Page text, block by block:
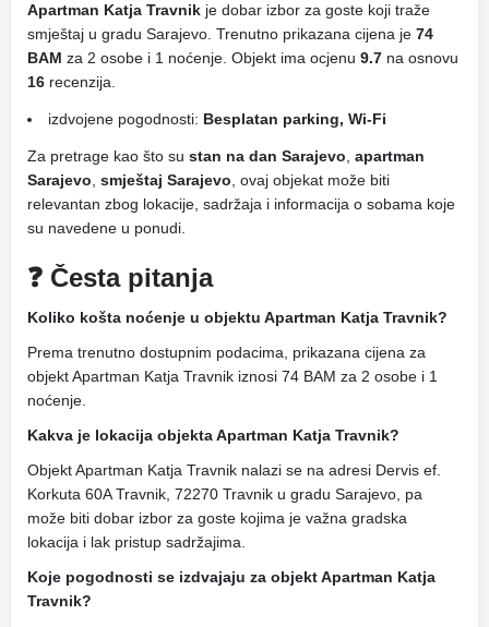
Apartman Katja Travnik je dobar izbor za goste koji traže
smještaj u gradu Sarajevo. Trenutno prikazana cijena je 74
BAM za 2 osobe i 1 noćenje. Objekt ima ocjenu 9.7 na osnovu
16 recenzija.
izdvojene pogodnosti: Besplatan parking, Wi-Fi
Za pretrage kao što su stan na dan Sarajevo apartman
Sarajevo smještaj Sarajevo , ovaj objekat može biti
relevantan zbog lokacije, sadržaja i informacija o sobama koje
su navedene u ponudi.
❓ Česta pitanja
Koliko košta noćenje u objektu Apartman Katja Travnik?
Prema trenutno dostupnim podacima, prikazana cijena za
objekt Apartman Katja Travnik iznosi 74 BAM za 2 osobe i 1
noćenje.
Kakva je lokacija objekta Apartman Katja Travnik?
Objekt Apartman Katja Travnik nalazi se na adresi Dervis ef.
Korkuta 60A Travnik, 72270 Travnik u gradu Sarajevo, pa
može biti dobar izbor za goste kojima je važna gradska
lokacija i lak pristup sadržajima.
Koje pogodnosti se izdvajaju za objekt Apartman Katja
Travnik?